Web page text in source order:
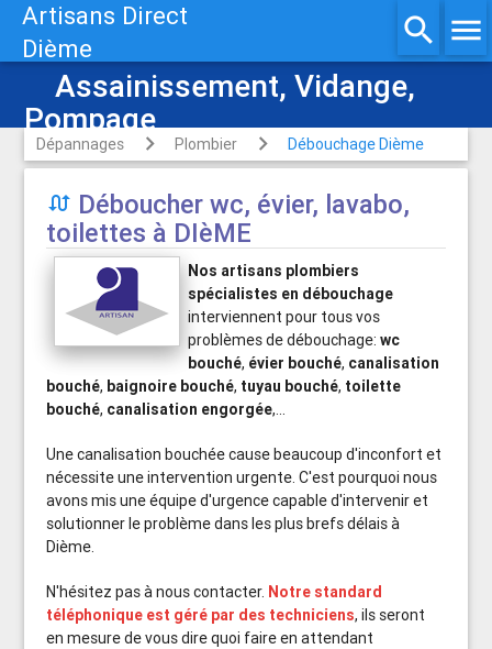
Artisans Direct
Dième
search menu
Assainissement, Vidange,
Pompage
Dépannages Plombier Débouchage Dième
 Déboucher wc, évier, lavabo,
toilettes à DIèME
Nos artisans plombiers
spécialistes en débouchage
interviennent pour tous vos
problèmes de débouchage:wc
bouché, évier bouché, canalisation
bouché, baignoire bouché, tuyau bouché, toilette
bouché, canalisation engorgée,...
Une canalisation bouchée cause beaucoup d'inconfort et
nécessite une intervention urgente. C'est pourquoi nous
avons mis une équipe d'urgence capable d'intervenir et
solutionner le problème dans les plus brefs délais à
Dième.
N'hésitez pas à nous contacter. Notre standard
téléphonique est géré par des techniciens, ils seront
en mesure de vous dire quoi faire en attendant